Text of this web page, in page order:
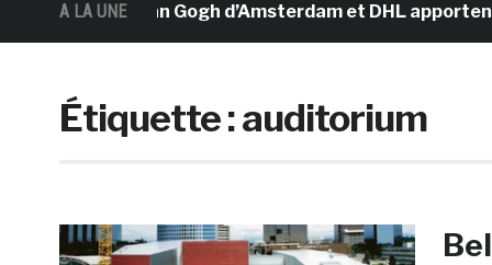
A LA UNE
musée Van Gogh d’Amsterdam et DHL apportent
Étiquette :auditorium